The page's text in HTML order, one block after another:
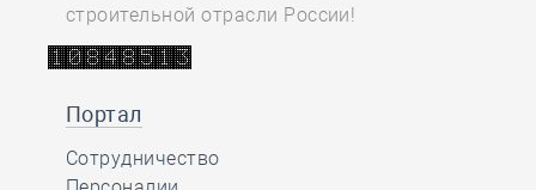
строительной отрасли России!
Портал
Сотрудничество